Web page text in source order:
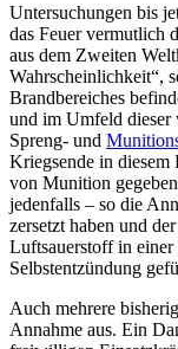
Untersuchungen bis
das Feuer vermutlich
aus dem Zweiten
Wahrscheinlichkeit“,
Brandbereiches
und im Umfeld dieser
Spreng- und
Kriegsende in diesem
von Munition
jedenfalls – so die
zersetzt haben und
Luftsauerstoff in einer
Selbstentzündung
Auch mehrere
Annahme aus. Ein